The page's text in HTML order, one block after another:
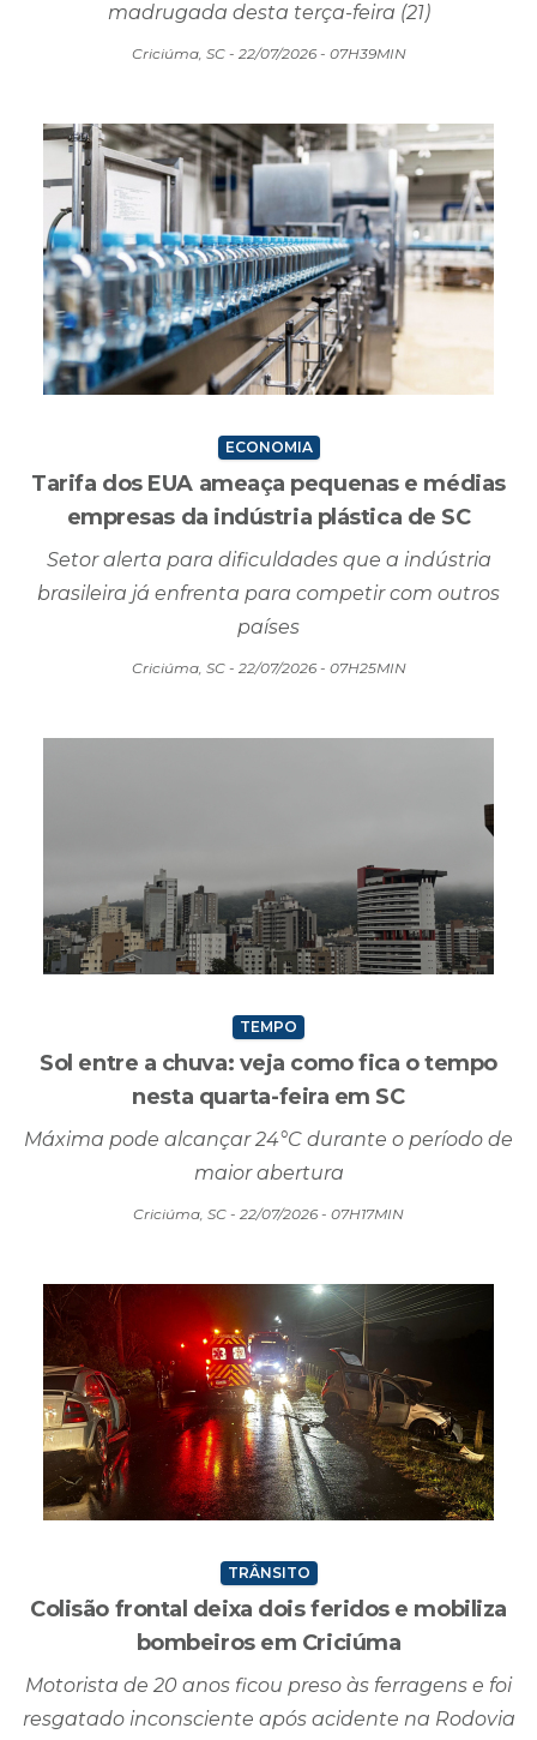
madrugada desta terça-feira (21)
Criciúma, SC - 22/07/2026 - 07H39MIN
ECONOMIA
Tarifa dos EUA ameaça pequenas e médias
empresas da indústria plástica de SC
Setor alerta para dificuldades que a indústria
brasileira já enfrenta para competir com outros
países
Criciúma, SC - 22/07/2026 - 07H25MIN
TEMPO
Sol entre a chuva: veja como fica o tempo
nesta quarta-feira em SC
Máxima pode alcançar 24°C durante o período de
maior abertura
Criciúma, SC - 22/07/2026 - 07H17MIN
TRÂNSITO
Colisão frontal deixa dois feridos e mobiliza
bombeiros em Criciúma
Motorista de 20 anos ficou preso às ferragens e foi
resgatado inconsciente após acidente na Rodovia